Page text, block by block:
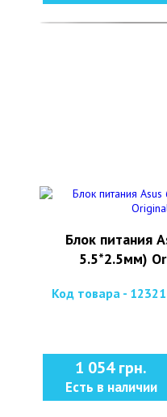
Блок питания
5.5*2.5мм)
Код товара - 12321
1 054 грн.
Есть в наличии